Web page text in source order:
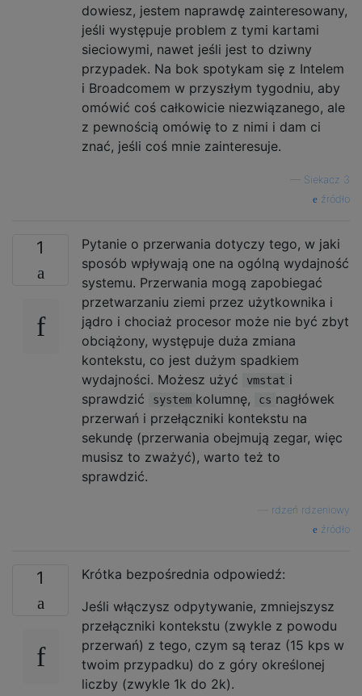
dowiesz, jestem naprawdę zainteresowany,
jeśli występuje problem z tymi kartami
sieciowymi, nawet jeśli jest to dziwny
przypadek. Na bok spotykam się z Intelem
i Broadcomem w przyszłym tygodniu, aby
omówić coś całkowicie niezwiązanego, ale
z pewnością omówię to z nimi i dam ci
znać, jeśli coś mnie zainteresuje.
Siekacz 3
źródło
1
Pytanie o przerwania dotyczy tego, w jaki
sposób wpływają one na ogólną wydajność
systemu. Przerwania mogą zapobiegać
przetwarzaniu ziemi przez użytkownika i
jądro i chociaż procesor może nie być zbyt
obciążony, występuje duża zmiana
kontekstu, co jest dużym spadkiem
wydajności. Możesz użyć
vmstat i
sprawdzić
system kolumnę, cs nagłówek
przerwań i przełączniki kontekstu na
sekundę (przerwania obejmują zegar, więc
musisz to zważyć), warto też to
sprawdzić.
rdzeń rdzeniowy
źródło
1
Krótka bezpośrednia odpowiedź:
Jeśli włączysz odpytywanie, zmniejszysz
przełączniki kontekstu (zwykle z powodu
przerwań) z tego, czym są teraz (15 kps w
twoim przypadku) do z góry określonej
liczby (zwykle 1k do 2k).